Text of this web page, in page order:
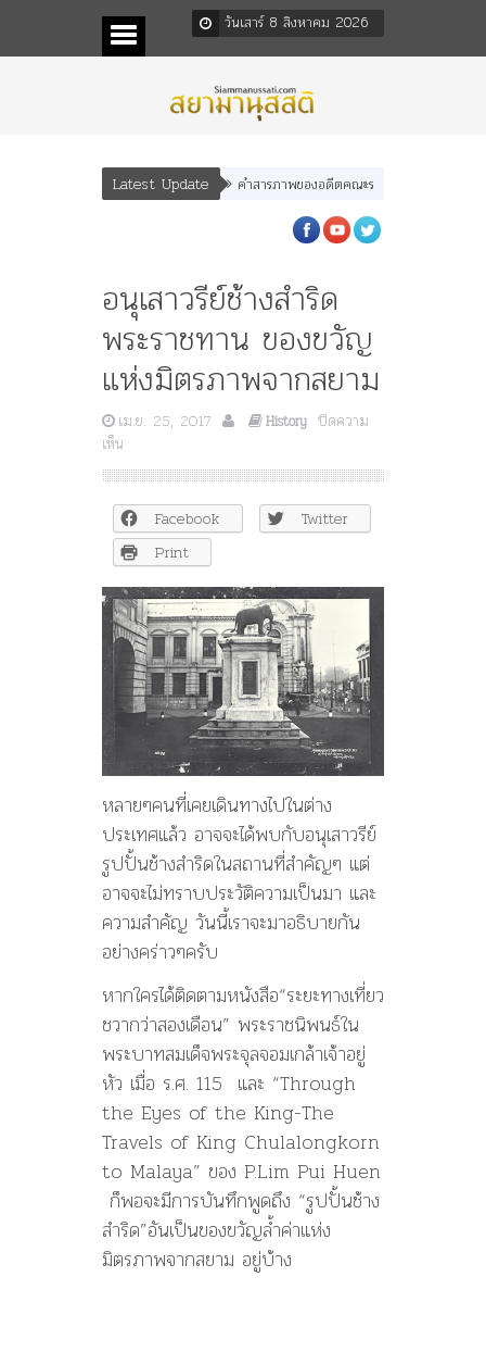
วันเสาร์ 8 สิงหาคม 2026
Latest Updateคำสารภาพของอดีตคณะราษฎร หลังกระทำมิบังควร
อนุเสาวรีย์ช้างสำริด
พระราชทาน ของขวัญ
แห่งมิตรภาพจากสยาม
เม.ย. 25, 2017 History ปิดความ
เห็น
อนุ
เสาว
รีย์
ช้าง
สำริด
พระราชทาน
ของ
ขวัญ
แห่ง
มิตรภาพ
จาก
สยาม
Facebook
Twitter
Print
หลายๆคนที่เคยเดินทางไปในต่าง
ประเทศแล้ว อาจจะได้พบกับอนุเสาวรีย์
รูปปั้นช้างสำริดในสถานที่สำคัญๆ แต่
อาจจะไม่ทราบประวัติความเป็นมา และ
ความสำคัญ วันนี้เราจะมาอธิบายกัน
อย่างคร่าวๆครับ
หากใครได้ติดตามหนังสือ“ระยะทางเที่ยว
ชวากว่าสองเดือน” พระราชนิพนธ์ใน
พระบาทสมเด็จพระจุลจอมเกล้าเจ้าอยู่
หัว เมื่อ ร.ศ. 115 และ “Through
the Eyes of the King-The
Travels of King Chulalongkorn
to Malaya” ของ P.Lim Pui Huen
ก็พอจะมีการบันทึกพูดถึง “รูปปั้นช้าง
สำริด”อันเป็นของขวัญล้ำค่าแห่ง
มิตรภาพจากสยาม อยู่บ้าง